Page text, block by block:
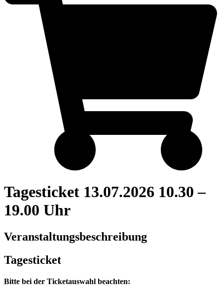
Tagesticket 13.07.2026 10.30 –
19.00 Uhr
Veranstaltungsbeschreibung
Tagesticket
Bitte bei der Ticketauswahl beachten: